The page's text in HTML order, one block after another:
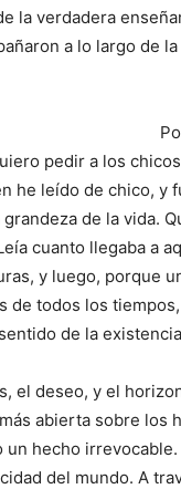
la verdadera
a lo largo de
pedir a los
he leído de chico,
de la vida.
cuanto llegaba a
y luego, porque
de todos los
de la
el deseo, y el
abierta sobre los
un hecho
del mundo. A